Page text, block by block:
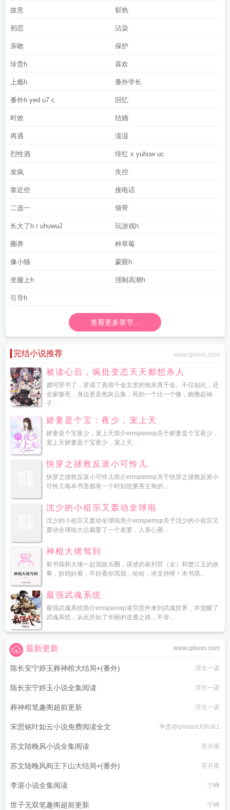
故意 郁热
初恋 沾染
亲吻 保护
珍贵h 喜欢
上瘾h 番外学长
番外h yed u7 c 回忆
时效 结婚
再遇 濡湿
烈性酒 绯红 x yuhuw uc
发疯 失控
靠近些 接电话
二选一 领带
长大了h r uhuwu2 玩游戏h
圈养 种草莓
像小猫 蒙眼h
坐腿上h 强制高潮h
引导h
查看更多章节...
完结小说推荐 www.qdwxs.com
被读心后，疯批变态天天都想杀人
虞珂穿书了，穿成了真假千金文里的炮灰真千金。不仅如此，还
全家惨死，身边更是炮灰云集，死的一个比一个惨，她撸起袖
子...
娇妻是个宝：夜少，宠上天
娇妻是个宝夜少，宠上天简介emspemsp关于娇妻是个宝夜少，
宠上天娇妻是个宝夜少，宠上天...
快穿之拯救反派小可怜儿
快穿之拯救反派小可怜儿简介emspemsp关于快穿之拯救反派小
可怜儿每本书里都有一个时刻想要害主角的...
沈少的小祖宗又轰动全球啦
沈少的小祖宗又轰动全球啦简介emspemsp关于沈少的小祖宗又
轰动全球啦大总裁娶了一个老婆，人美心善...
神棍大佬驾到
新书我和大佬一起混娱乐圈，讲述的崔判官（女）和楚江王的故
事，炒鸡好看，不好看你骂我，哈哈，求支持呀！本书简...
最强武魂系统
最强武魂系统简介emspemsp凌羽意外来到武魂世界，并觉醒了
武魂系统，从此开始了华丽的逆袭之路，不管...
www.qdwxs.com
最新更新
陈长安宁婷玉葬神棺大结局+(番外) 浮生一诺
陈长安宁婷玉小说全集阅读 浮生一诺
葬神棺笔趣阁超前更新 浮生一诺
宋思铭叶如云小说免费阅读全文 争渡@qimiaoUGtUK1
苏文陆晚风小说全集阅读 苍月夜
苏文陆晚风阎王下山大结局+(番外) 苍月夜
李湛小说全集阅读 宁峥
世子无双笔趣阁超前更新 宁峥